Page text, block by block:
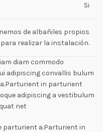
Si
de albañiles propios
para realizar la instalación.
diam commodo
adipiscing convallis bulum
in parturient
adipiscing a vestibulum
net
parturient a.Parturient in